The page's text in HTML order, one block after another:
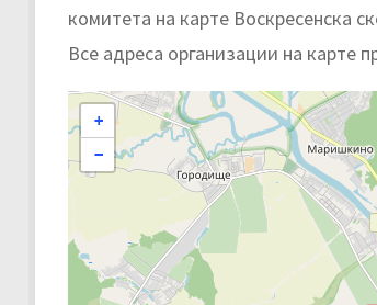
комитета на карте Воскресенска
Все адреса организации на карте
+
−